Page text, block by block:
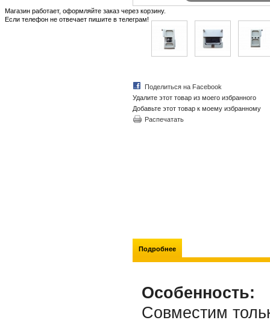
Магазин работает, оформляйте заказ через корзину.
Если телефон не отвечает пишите в телеграм!
Поделиться на Facebook
Удалите этот товар из моего избранного
Добавьте этот товар к моему избранному
Распечатать
Подробнее
Особенность:
Совместим